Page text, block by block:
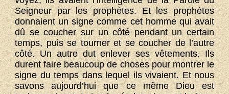
Seigneur par les prophètes. Et les prophètes
donnaient un signe comme cet homme qui avait
dû se coucher sur un côté pendant un certain
temps, puis se tourner et se coucher de l’autre
côté. Un autre dut enlever ses vêtements. Ils
durent faire beaucoup de choses pour montrer le
signe du temps dans lequel ils vivaient. Et nous
savons aujourd’hui que ce même Dieu est